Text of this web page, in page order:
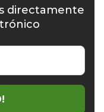
directamente